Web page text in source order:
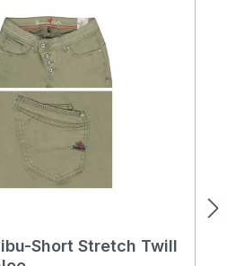
Short Stretch Twill